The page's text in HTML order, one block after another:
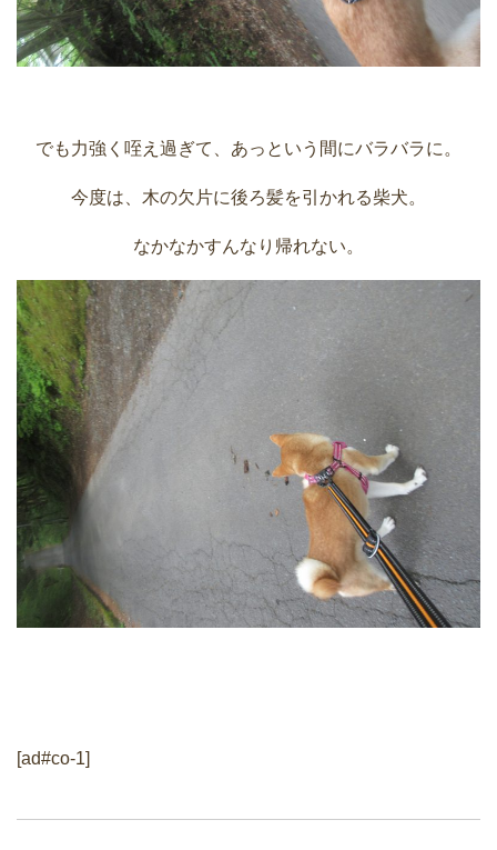
でも力強く咥え過ぎて、あっという間にバラバラに。
今度は、木の欠片に後ろ髪を引かれる柴犬。
なかなかすんなり帰れない。
[ad#co-1]